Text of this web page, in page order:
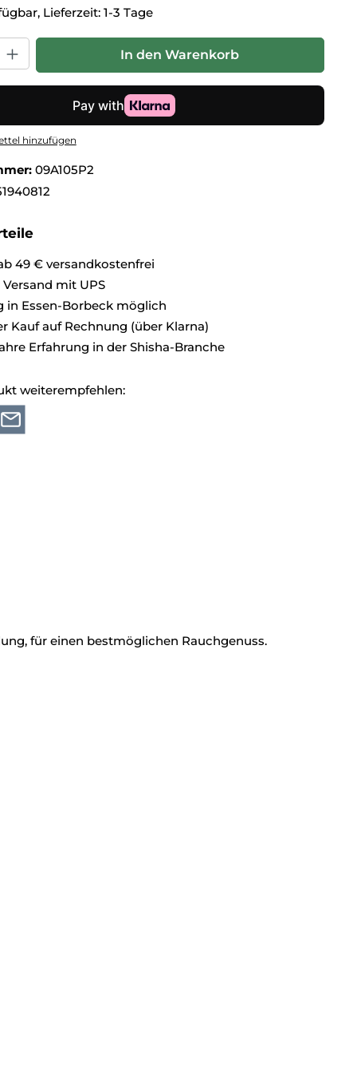
Lieferzeit: 1-3 Tage
Gib den gewünschten Wert ein oder benutze die
In den Warenkorb
hinzufügen
09A105P2
49 € versandkostenfrei
mit UPS
in Essen-Borbeck möglich
Kauf auf Rechnung (über Klarna)
Erfahrung in der Shisha-Branche
weiterempfehlen:
für einen bestmöglichen Rauchgenuss.